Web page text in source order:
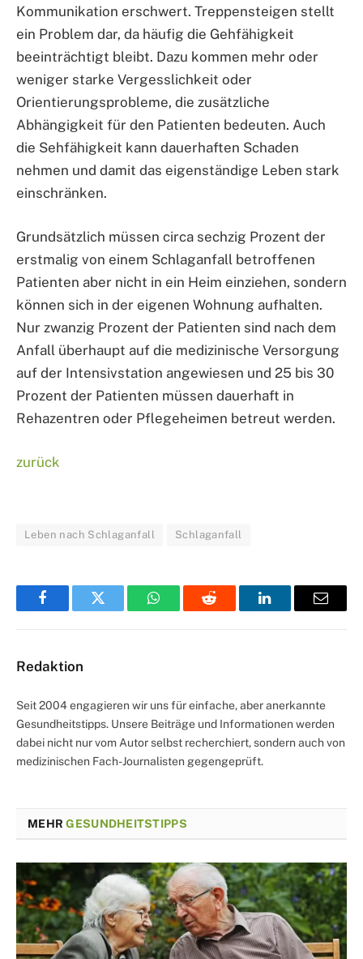
Kommunikation erschwert. Treppensteigen stellt
ein Problem dar, da häufig die Gehfähigkeit
beeinträchtigt bleibt. Dazu kommen mehr oder
weniger starke Vergesslichkeit oder
Orientierungsprobleme, die zusätzliche
Abhängigkeit für den Patienten bedeuten. Auch
die Sehfähigkeit kann dauerhaften Schaden
nehmen und damit das eigenständige Leben stark
einschränken.
Grundsätzlich müssen circa sechzig Prozent der
erstmalig von einem Schlaganfall betroffenen
Patienten aber nicht in ein Heim einziehen, sondern
können sich in der eigenen Wohnung aufhalten.
Nur zwanzig Prozent der Patienten sind nach dem
Anfall überhaupt auf die medizinische Versorgung
auf der Intensivstation angewiesen und 25 bis 30
Prozent der Patienten müssen dauerhaft in
Rehazentren oder Pflegeheimen betreut werden.
zurück
Leben nach Schlaganfall Schlaganfall
FacebookTwitter WhatsAppReddit LinkedInEmail
Redaktion
Seit 2004 engagieren wir uns für einfache, aber anerkannte
Gesundheitstipps. Unsere Beiträge und Informationen werden
dabei nicht nur vom Autor selbst recherchiert, sondern auch von
medizinischen Fach-Journalisten gegengeprüft.
MEHRGESUNDHEITSTIPPS